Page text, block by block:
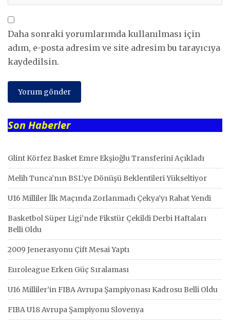
Daha sonraki yorumlarımda kullanılması için
adım, e-posta adresim ve site adresim bu tarayıcıya
kaydedilsin.
Son Haberler
Glint Körfez Basket Emre Ekşioğlu Transferini Açıkladı
Melih Tunca’nın BSL’ye Dönüşü Beklentileri Yükseltiyor
U16 Milliler İlk Maçında Zorlanmadı Çekya’yı Rahat Yendi
Basketbol Süper Ligi’nde Fikstür Çekildi Derbi Haftaları
Belli Oldu
2009 Jenerasyonu Çift Mesai Yaptı
Euroleague Erken Güç Sıralaması
U16 Milliler’in FIBA Avrupa Şampiyonası Kadrosu Belli Oldu
FIBA U18 Avrupa Şampiyonu Slovenya